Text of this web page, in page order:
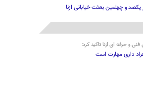
و چهلمین بعثت خیابانی ازنا
و حرفه ای ازنا تاکید کرد:
داری مهارت است